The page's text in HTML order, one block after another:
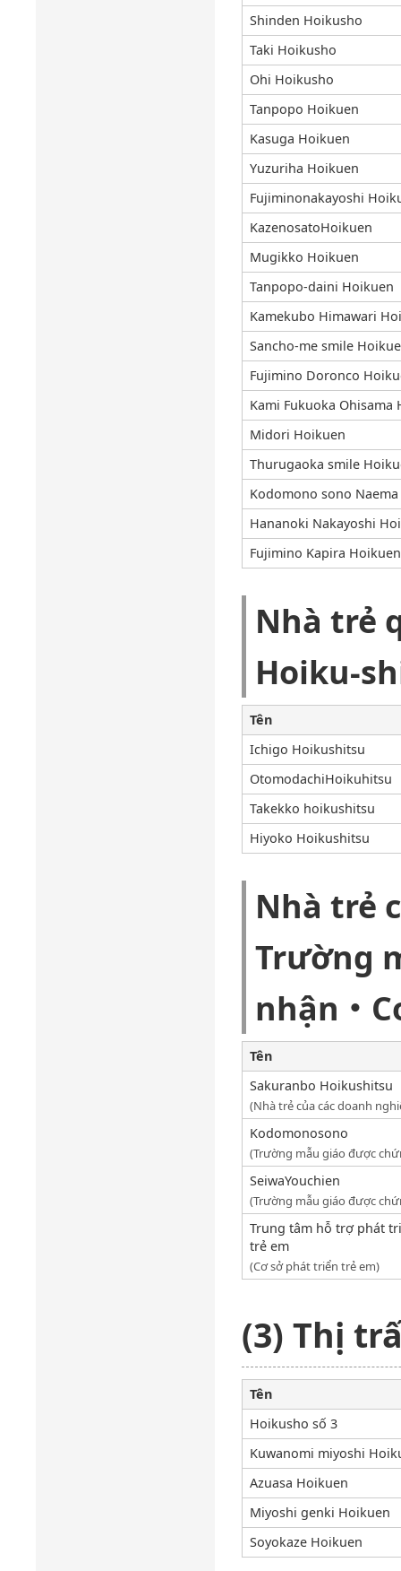
Shinden Hoikusho
Taki Hoikusho
Ohi Hoikusho
Tanpopo Hoikuen
Kasuga Hoikuen
Yuzuriha Hoikuen
Fujiminonakayoshi
KazenosatoHoikuen
Mugikko Hoikuen
Tanpopo-daini Hoikuen
Kamekubo Himawari
Sancho-me smile
Fujimino Doronco
Kami Fukuoka Ohisama
Midori Hoikuen
Thurugaoka smile
Kodomono sono
Hananoki Nakayoshi
Fujimino Kapira Hoikuen
Nhà trẻ
Hoiku-
Tên
Ichigo Hoikushitsu
OtomodachiHoikuhitsu
Takekko hoikushitsu
Hiyoko Hoikushitsu
Nhà trẻ
Trường
nhận・
Tên
Sakuranbo Hoikushitsu
(Nhà trẻ của các doanh
Kodomonosono
(Trường mẫu giáo được
SeiwaYouchien
(Trường mẫu giáo được
Trung tâm hỗ trợ phát
trẻ em
(Cơ sở phát triển trẻ em)
(3) Thị
Tên
Hoikusho số 3
Kuwanomi miyoshi
Azuasa Hoikuen
Miyoshi genki Hoikuen
Soyokaze Hoikuen